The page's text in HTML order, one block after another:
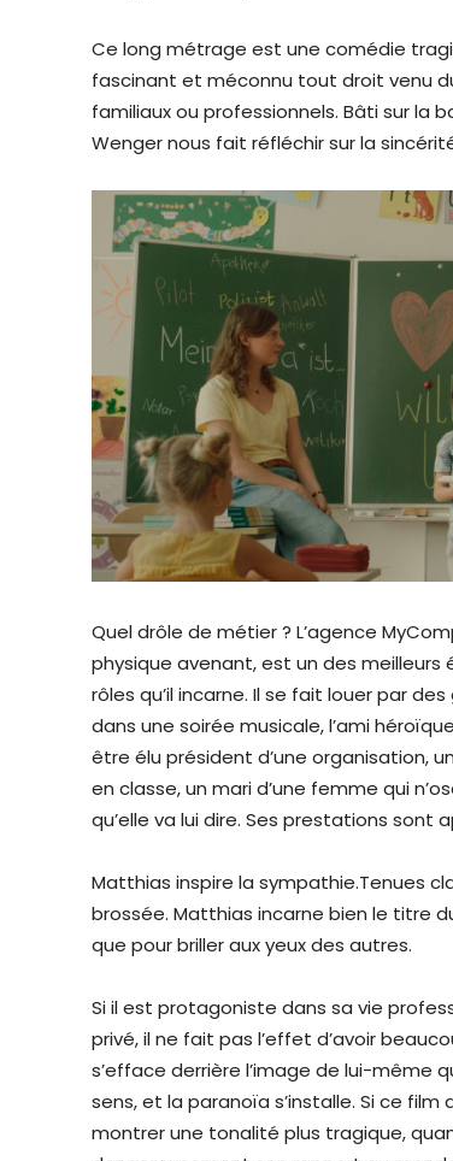
Ce long métrage est une comédie
fascinant et méconnu tout droit venu
familiaux ou professionnels. Bâti sur la
Wenger nous fait réfléchir sur la
Quel drôle de métier ? L’agence
physique avenant, est un des
rôles qu’il incarne. Il se fait louer par
dans une soirée musicale, l’ami
être élu président d’une organisation,
en classe, un mari d’une femme qui
qu’elle va lui dire. Ses prestations sont
Matthias inspire la sympathie.Tenues
brossée. Matthias incarne bien le titre
que pour briller aux yeux des autres.
Si il est protagoniste dans sa vie
privé, il ne fait pas l’effet d’avoir
s’efface derrière l’image de lui-même
sens, et la paranoïa s’installe. Si ce
montrer une tonalité plus tragique,